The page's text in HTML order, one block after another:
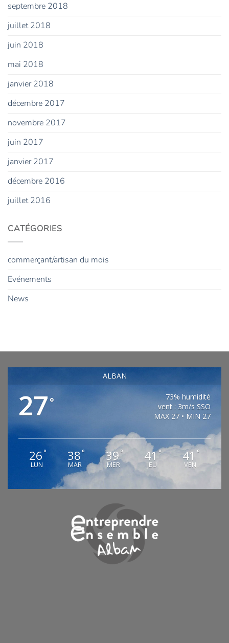
septembre 2018
juillet 2018
juin 2018
mai 2018
janvier 2018
décembre 2017
novembre 2017
juin 2017
janvier 2017
décembre 2016
juillet 2016
CATÉGORIES
commerçant/artisan du mois
Evénements
News
ALBAN
27°
73% humidité
vent : 3m/s SSO
MAX 27 • MIN 27
26°
LUN
38°
MAR
39°
MER
41°
JEU
41 °
VEN